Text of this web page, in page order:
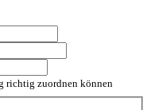
richtig zuordnen können